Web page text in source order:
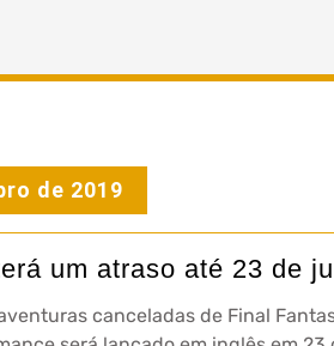
de 2019
um atraso até 23 de
canceladas de Final